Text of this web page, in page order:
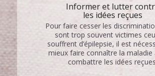
Informer et lutter
les idées reçues
Pour faire cesser les
sont trop souvent victimes
souffrent d’épilepsie, il est
mieux faire connaître la maladie
combattre les idées